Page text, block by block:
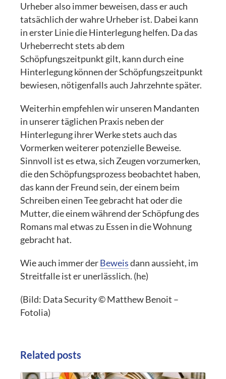
Urheber also immer beweisen, dass er auch
tatsächlich der wahre Urheber ist. Dabei kann
in erster Linie die Hinterlegung helfen. Da das
Urheberrecht stets ab dem
Schöpfungszeitpunkt gilt, kann durch eine
Hinterlegung können der Schöpfungszeitpunkt
bewiesen, nötigenfalls auch Jahrzehnte später.
Weiterhin empfehlen wir unseren Mandanten
in unserer täglichen Praxis neben der
Hinterlegung ihrer Werke stets auch das
Vormerken weiterer potenzielle Beweise.
Sinnvoll ist es etwa, sich Zeugen vorzumerken,
die den Schöpfungsprozess beobachtet haben,
das kann der Freund sein, der einem beim
Schreiben einen Tee gebracht hat oder die
Mutter, die einem während der Schöpfung des
Romans mal etwas zu Essen in die Wohnung
gebracht hat.
Wie auch immer derBeweisdann aussieht, im
Streitfalle ist er unerlässlich. (he)
(Bild: Data Security © Matthew Benoit –
Fotolia)
Related posts